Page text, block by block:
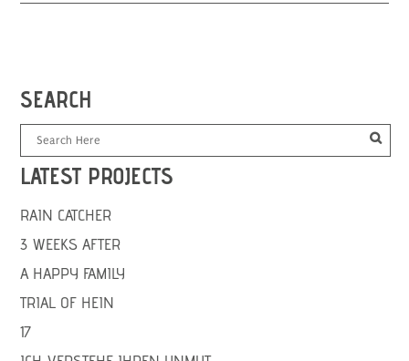
SEARCH
LATEST PROJECTS
RAIN CATCHER
3 WEEKS AFTER
A HAPPY FAMILY
TRIAL OF HEIN
17